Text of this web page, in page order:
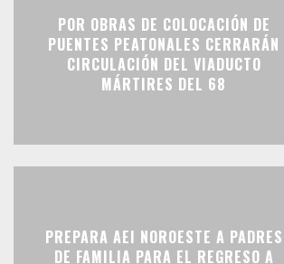
POR OBRAS DE COLOCACIÓN DE
PUENTES PEATONALES CERRARÁN
CIRCULACIÓN DEL VIADUCTO
MÁRTIRES DEL 68
PREPARA AEI NOROESTE A PADRES
DE FAMILIA PARA EL REGRESO A